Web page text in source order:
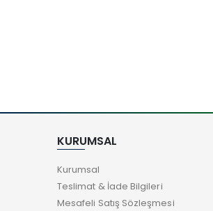
KURUMSAL
Kurumsal
Teslimat & İade Bilgileri
Mesafeli Satış Sözleşmesi